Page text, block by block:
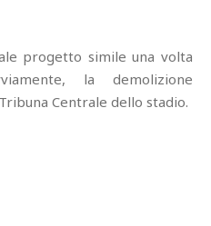
progetto simile una volta
la demolizione
Centrale dello stadio.